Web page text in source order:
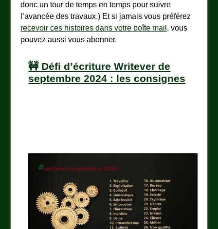
donc un tour de temps en temps pour suivre
l’avancée des travaux.) Et si jamais vous préférez
recevoir ces histoires dans votre boîte mail , vous
pouvez aussi vous abonner.
🚧 Défi d’écriture Writever de
septembre 2024 : les consignes